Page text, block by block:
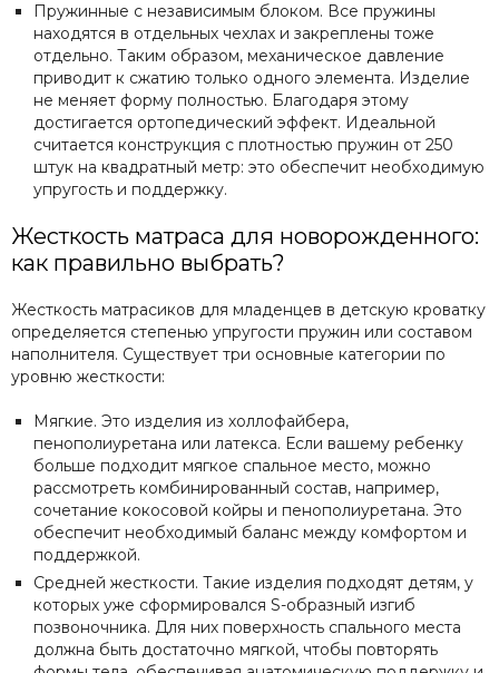
Пружинные с независимым блоком. Все пружины
находятся в отдельных чехлах и закреплены тоже
отдельно. Таким образом, механическое давление
приводит к сжатию только одного элемента. Изделие
не меняет форму полностью. Благодаря этому
достигается ортопедический эффект. Идеальной
считается конструкция с плотностью пружин от 250
штук на квадратный метр: это обеспечит необходимую
упругость и поддержку.
Жесткость матраса для новорожденного:
как правильно выбрать?
Жесткость матрасиков для младенцев в детскую кроватку
определяется степенью упругости пружин или составом
наполнителя. Существует три основные категории по
уровню жесткости:
Мягкие. Это изделия из холлофайбера,
пенополиуретана или латекса. Если вашему ребенку
больше подходит мягкое спальное место, можно
рассмотреть комбинированный состав, например,
сочетание кокосовой койры и пенополиуретана. Это
обеспечит необходимый баланс между комфортом и
поддержкой.
Средней жесткости. Такие изделия подходят детям, у
которых уже сформировался S-образный изгиб
позвоночника. Для них поверхность спального места
должна быть достаточно мягкой, чтобы повторять